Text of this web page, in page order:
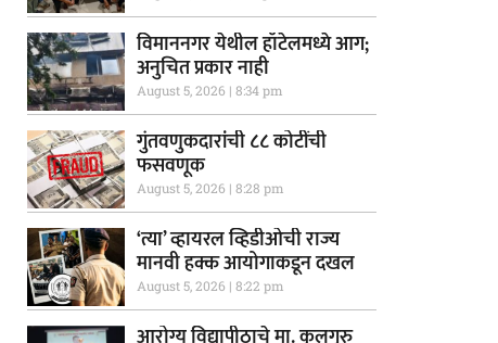
विमाननगर येथील हॉटेलमध्ये आग;
अनुचित प्रकार नाही
August 5, 2026 8:34 pm
गुंतवणुकदारांची ८८ कोटींची
फसवणूक
August 5, 2026 8:28 pm
‘त्या’ व्हायरल व्हिडीओची राज्य
मानवी हक्क आयोगाकडून दखल
August 5, 2026 8:22 pm